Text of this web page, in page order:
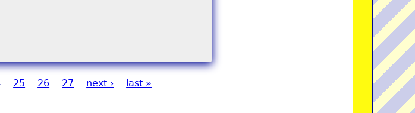
25 26 27 next › last »